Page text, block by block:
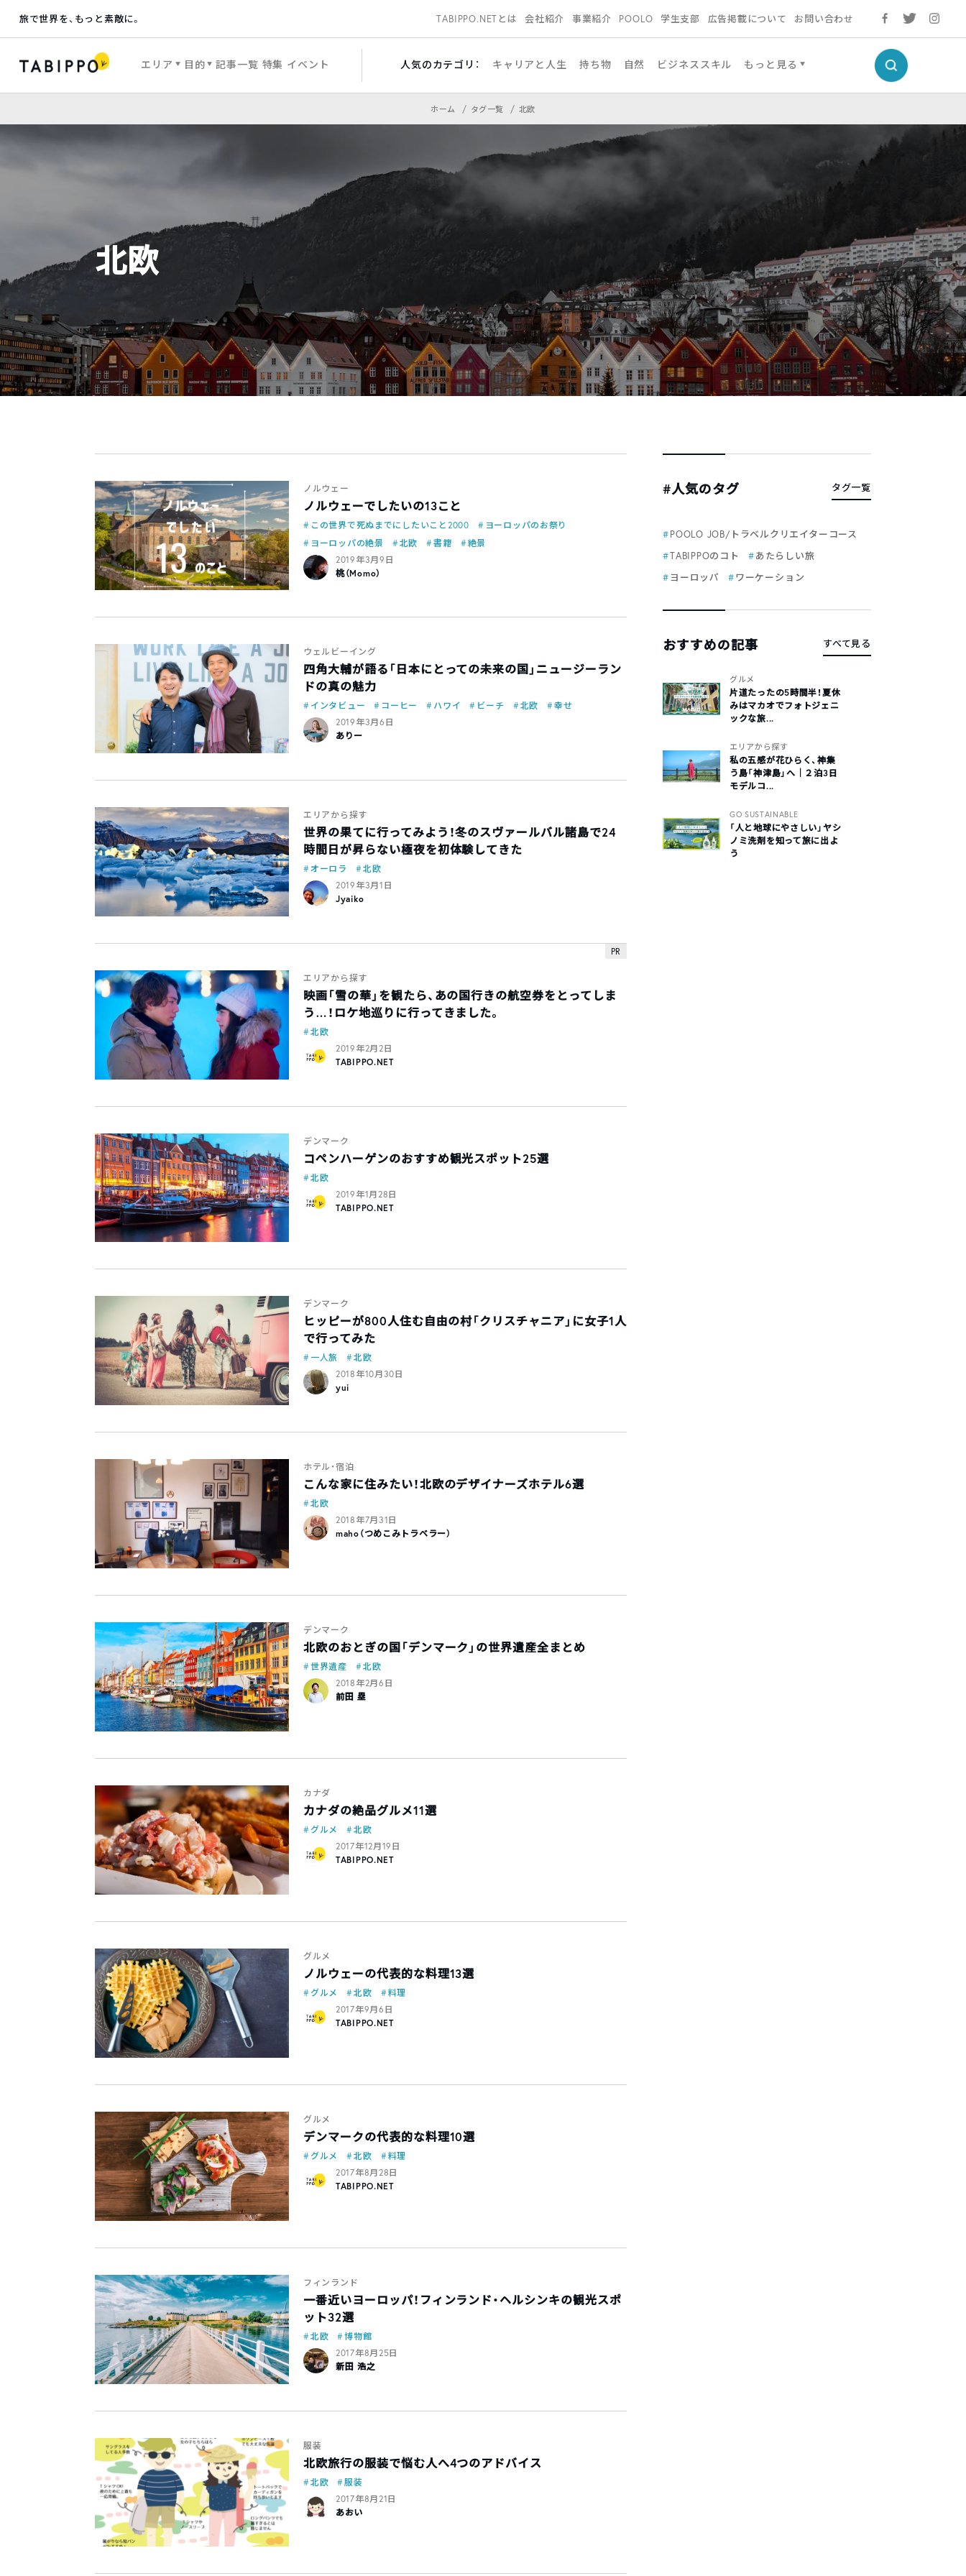
旅で世界を、もっと素敵に。 TABIPPO.NETとは 会社紹介 事業紹介 POOLO 学生支部 広告掲載について お問い合わせ
エリア 目的 記事一覧 特集 イベント 人気のカテゴリ： キャリアと人生 持ち物 自然 ビジネススキル もっと見る
ホーム タグ一覧 北欧
北欧
ノルウェー
ノルウェーでしたいの13こと
この世界で死ぬまでにしたいこと2000
ヨーロッパのお祭り
ヨーロッパの絶景
北欧 書籍
絶景
2019年3月9日
桃（Momo）
ウェルビーイング
四角大輔が語る「日本にとっての未来の国」ニュージーラン
ドの真の魅力
インタビュー コーヒー ハワイ ビーチ 北欧
幸せ
2019年3月6日
ありー
エリアから探す
世界の果てに行ってみよう！冬のスヴァールバル諸島で24
時間日が昇らない極夜を初体験してきた
オーロラ
北欧
2019年3月1日
Jyaiko
PR
エリアから探す
映画「雪の華」を観たら、あの国行きの航空券をとってしま
う…！ロケ地巡りに行ってきました。
北欧
2019年2月2日
TABIPPO.NET
デンマーク
コペンハーゲンのおすすめ観光スポット25選
北欧
2019年1月28日
TABIPPO.NET
デンマーク
ヒッピーが800人住む自由の村「クリスチャニア」に女子1人
で行ってみた
一人旅
北欧
2018年10月30日
yui
ホテル・宿泊
こんな家に住みたい！北欧のデザイナーズホテル6選
北欧
2018年7月31日
maho（つめこみトラベラー）
デンマーク
北欧のおとぎの国「デンマーク」の世界遺産全まとめ
世界遺産
北欧
2018年2月6日
前田 塁
カナダ
カナダの絶品グルメ11選
グルメ
北欧
2017年12月19日
TABIPPO.NET
グルメ
ノルウェーの代表的な料理13選
グルメ 北欧
料理
2017年9月6日
TABIPPO.NET
グルメ
デンマークの代表的な料理10選
グルメ 北欧
料理
2017年8月28日
TABIPPO.NET
フィンランド
一番近いヨーロッパ！フィンランド・ヘルシンキの観光スポ
ット32選
北欧
博物館
2017年8月25日
新田 浩之
服装
北欧旅行の服装で悩む人へ4つのアドバイス
北欧
服装
2017年8月21日
あおい
#人気のタグ タグ一覧
POOLO JOB/トラベルクリエイターコース
TABIPPOのコト
あたらしい旅
ヨーロッパ
ワーケーション
おすすめの記事 すべて見る
グルメ
片道たったの5時間半！夏休
みはマカオでフォトジェニ
ックな旅...
エリアから探す
私の五感が花ひらく、神集
う島「神津島」へ｜２泊3日
モデルコ...
GO SUSTAINABLE
「人と地球にやさしい」ヤシ
ノミ洗剤を知って旅に出よ
う